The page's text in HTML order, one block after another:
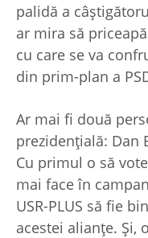
palidă a
ar mira să
cu care se va
din prim-plan a
Ar mai fi două
prezidenţială: Dan
Cu primul o să
mai face în
USR-PLUS să fie
acestei alianţe. Şi,